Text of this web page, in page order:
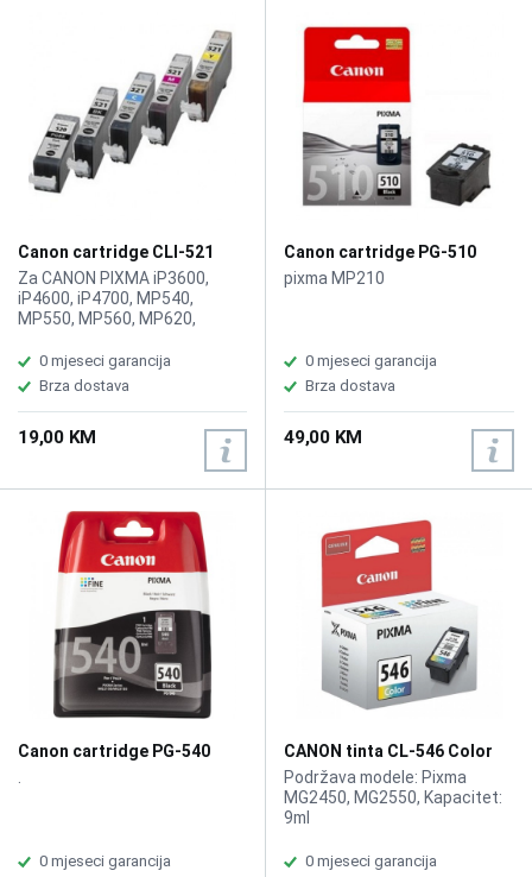
Canon cartridge CLI-521
Black
Za CANON PIXMA iP3600,
iP4600, iP4700, MP540,
MP550, MP560, MP620,
MP990, MX860, MX870
Printer, oko 350 stranica
0 mjeseci garancija
Brza dostava
19,00 KM
Canon cartridge PG-510
Black
pixma MP210
0 mjeseci garancija
Brza dostava
49,00 KM
Canon cartridge PG-540
0 mjeseci garancija
CANON tinta CL-546 Color
Podržava modele: Pixma
MG2450, MG2550, Kapacitet:
9ml
0 mjeseci garancija